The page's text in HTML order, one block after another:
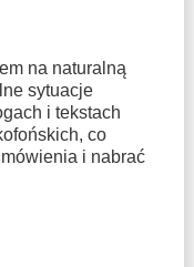
na naturalną
sytuacje
i tekstach
co
i nabrać